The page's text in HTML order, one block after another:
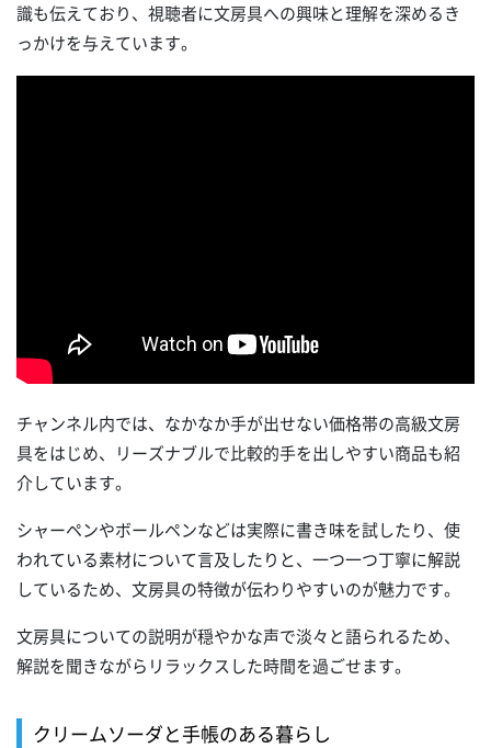
識も伝えており、視聴者に文房具への興味と理解を深めるき
っかけを与えています。
チャンネル内では、なかなか手が出せない価格帯の高級文房
具をはじめ、リーズナブルで比較的手を出しやすい商品も紹
介しています。
シャーペンやボールペンなどは実際に書き味を試したり、使
われている素材について言及したりと、一つ一つ丁寧に解説
しているため、文房具の特徴が伝わりやすいのが魅力です。
文房具についての説明が穏やかな声で淡々と語られるため、
解説を聞きながらリラックスした時間を過ごせます。
クリームソーダと手帳のある暮らし